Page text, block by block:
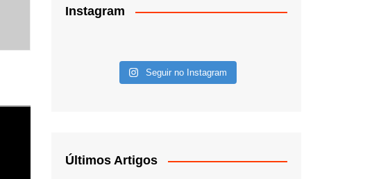
Instagram
Seguir no Instagram
Últimos Artigos